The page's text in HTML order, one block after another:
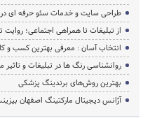
طراحی سایت و خدمات سئو حرفه ای
از تبلیغات تا همراهی اجتماعی؛
انتخاب آسان : معرفی بهترین کسب و
روانشناسی رنگ ها در تبلیغات و
بهترین روش‌های برندینگ پزشکی
آژانس دیجیتال مارکتینگ اصفهان